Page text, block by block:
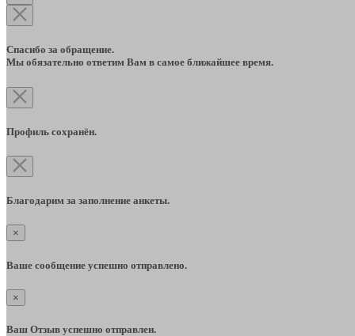
Спасибо за обращение.
Мы обязательно ответим Вам в самое ближайшее время.
Профиль сохранён.
Благодарим за заполнение анкеты.
×
Ваше сообщение успешно отправлено.
×
Ваш Отзыв успешно отправлен.